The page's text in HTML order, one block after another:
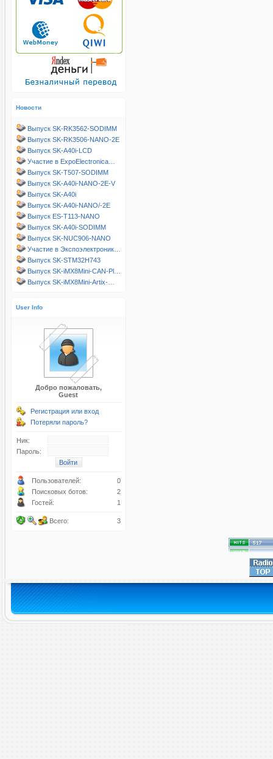
Новости
Выпуск SK-RK3562-SODIMM
Выпуск SK-RK3506-NANO-2E
Выпуск SK-A40i-LCD
Участие в ExpoElectronica…
Выпуск SK-T507-SODIMM
Выпуск SK-A40i-NANO-2E-V
Выпуск SK-A40i
Выпуск SK-A40i-NANO/-2E
Выпуск ES-T113-NANO
Выпуск SK-A40i-SODIMM
Выпуск SK-NUC906-NANO
Участие в Экспоэлектроник…
Выпуск SK-STM32H743
Выпуск SK-iMX8Mini-CAN-Pl…
Выпуск SK-iMX8Mini-Artix-…
User Info
Добро пожаловать,
Guest
Регистрация или вход
Потеряли пароль?
Ник:
Пароль:
Пользователей:
0
Поисковых ботов:
2
Гостей:
1
Всего: 3